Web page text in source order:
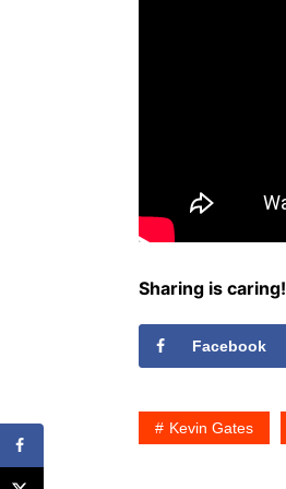
Sharing is caring!
Facebook
Kevin Gates